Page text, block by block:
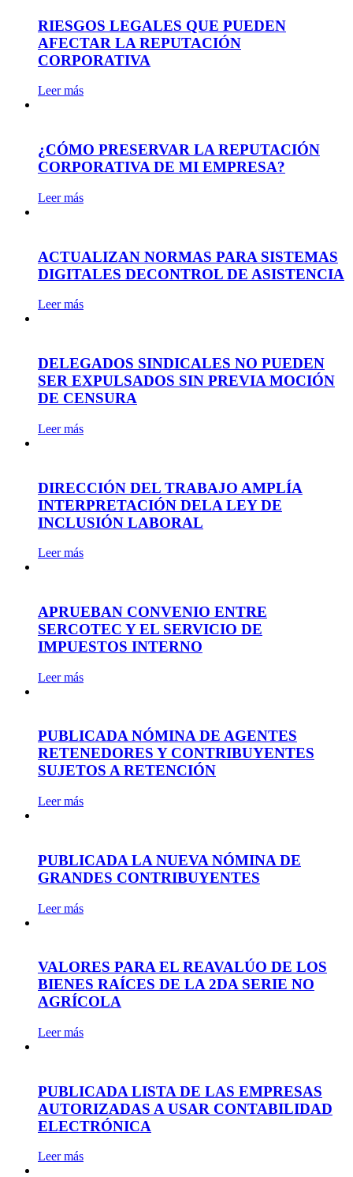
RIESGOS LEGALES QUE PUEDEN
AFECTAR LA REPUTACIÓN
CORPORATIVA
Leer más
¿CÓMO PRESERVAR LA REPUTACIÓN
CORPORATIVA DE MI EMPRESA?
Leer más
ACTUALIZAN NORMAS PARA SISTEMAS
DIGITALES DECONTROL DE ASISTENCIA
Leer más
DELEGADOS SINDICALES NO PUEDEN
SER EXPULSADOS SIN PREVIA MOCIÓN
DE CENSURA
Leer más
DIRECCIÓN DEL TRABAJO AMPLÍA
INTERPRETACIÓN DELA LEY DE
INCLUSIÓN LABORAL
Leer más
APRUEBAN CONVENIO ENTRE
SERCOTEC Y EL SERVICIO DE
IMPUESTOS INTERNO
Leer más
PUBLICADA NÓMINA DE AGENTES
RETENEDORES Y CONTRIBUYENTES
SUJETOS A RETENCIÓN
Leer más
PUBLICADA LA NUEVA NÓMINA DE
GRANDES CONTRIBUYENTES
Leer más
VALORES PARA EL REAVALÚO DE LOS
BIENES RAÍCES DE LA 2DA SERIE NO
AGRÍCOLA
Leer más
PUBLICADA LISTA DE LAS EMPRESAS
AUTORIZADAS A USAR CONTABILIDAD
ELECTRÓNICA
Leer más